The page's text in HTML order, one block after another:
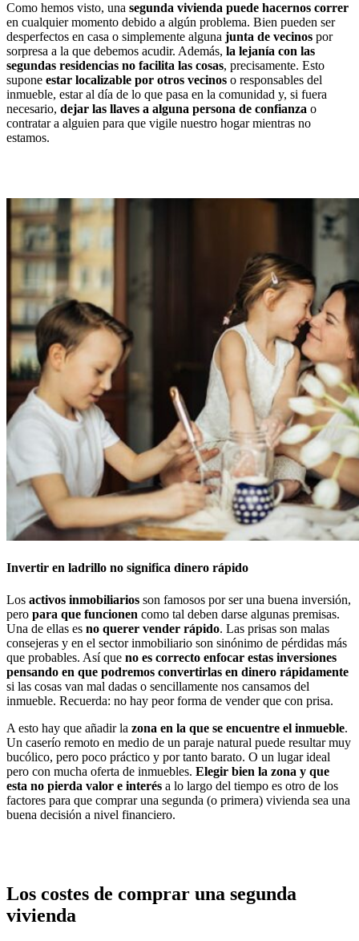
Como hemos visto, una segunda vivienda puede hacernos correr
en cualquier momento debido a algún problema. Bien pueden ser
desperfectos en casa o simplemente alguna junta de vecinos por
sorpresa a la que debemos acudir. Además, la lejanía con las
segundas residencias no facilita las cosas, precisamente. Esto
supone estar localizable por otros vecinos o responsables del
inmueble, estar al día de lo que pasa en la comunidad y, si fuera
necesario, dejar las llaves a alguna persona de confianza o
contratar a alguien para que vigile nuestro hogar mientras no
estamos.
Invertir en ladrillo no significa dinero rápido
Los activos inmobiliarios son famosos por ser una buena inversión,
pero para que funcionen como tal deben darse algunas premisas.
Una de ellas es no querer vender rápido. Las prisas son malas
consejeras y en el sector inmobiliario son sinónimo de pérdidas más
que probables. Así que no es correcto enfocar estas inversiones
pensando en que podremos convertirlas en dinero rápidamente
si las cosas van mal dadas o sencillamente nos cansamos del
inmueble. Recuerda: no hay peor forma de vender que con prisa.
A esto hay que añadir la zona en la que se encuentre el inmueble.
Un caserío remoto en medio de un paraje natural puede resultar muy
bucólico, pero poco práctico y por tanto barato. O un lugar ideal
pero con mucha oferta de inmuebles. Elegir bien la zona y que
esta no pierda valor e interés a lo largo del tiempo es otro de los
factores para que comprar una segunda (o primera) vivienda sea una
buena decisión a nivel financiero.
Los costes de comprar una segunda
vivienda